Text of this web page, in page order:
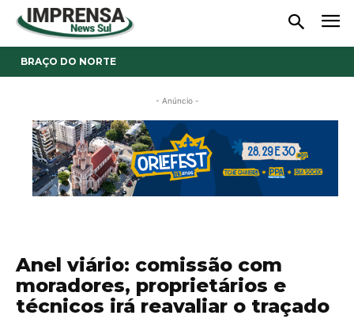
BRAÇO DO NORTE
- Anúncio -
Anel viário: comissão com
moradores, proprietários e
técnicos irá reavaliar o traçado